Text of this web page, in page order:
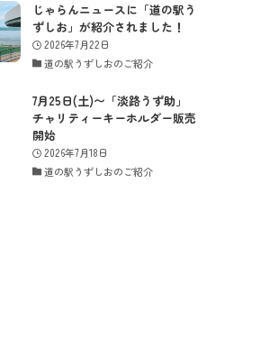
じゃらんニュースに「道の駅う
ずしお」が紹介されました！
2026年7月22日
道の駅うずしおのご紹介
7月25日(土)〜「淡路うず助」
チャリティーキーホルダー販売
開始
2026年7月18日
道の駅うずしおのご紹介